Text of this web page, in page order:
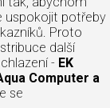
uspokojit potřeby
Proto
další
- EK
Computer a
se